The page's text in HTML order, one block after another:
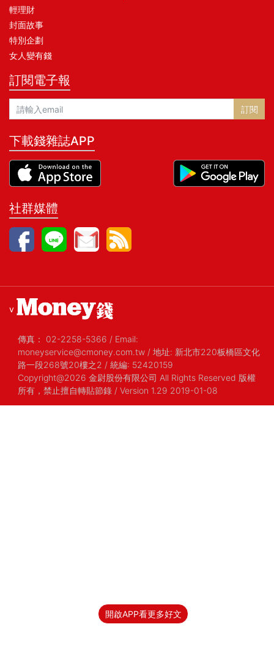
開啟APP看更多好文
輕理財
封面故事
特別企劃
女人變有錢
訂閱電子報
訂閱
下載錢雜誌APP
社群媒體
v
傳真： 02-2258-5366 / Email:
moneyservice@cmoney.com.tw / 地址: 新北市220板橋區文化
路一段268號20樓之2 / 統編: 52420159
Copyright@2026 金尉股份有限公司 All Rights Reserved 版權
所有，禁止擅自轉貼節錄 / Version 1.29 2019-01-08